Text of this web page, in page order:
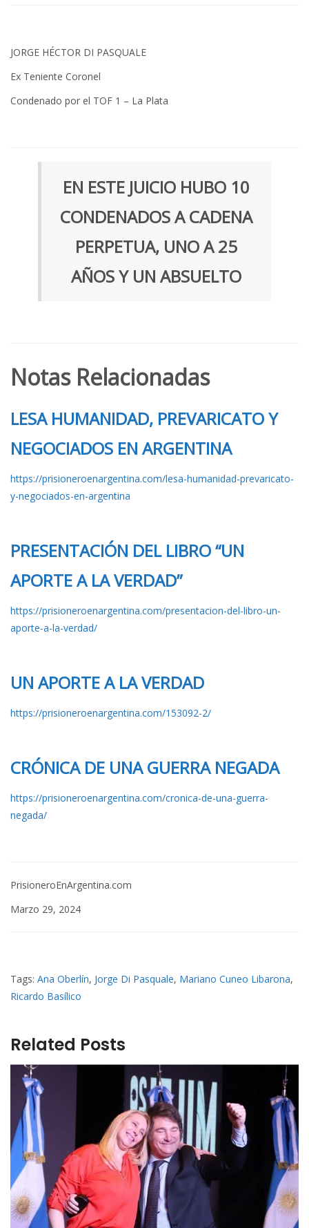
JORGE HÉCTOR DI PASQUALE
Ex Teniente Coronel
Condenado por el TOF 1 – La Plata
EN ESTE JUICIO HUBO 10
CONDENADOS A CADENA
PERPETUA, UNO A 25
AÑOS Y UN ABSUELTO
Notas Relacionadas
LESA HUMANIDAD, PREVARICATO Y
NEGOCIADOS EN ARGENTINA
https://prisioneroenargentina.com/lesa-humanidad-prevaricato-
y-negociados-en-argentina
PRESENTACIÓN DEL LIBRO “UN
APORTE A LA VERDAD”
https://prisioneroenargentina.com/presentacion-del-libro-un-
aporte-a-la-verdad/
UN APORTE A LA VERDAD
https://prisioneroenargentina.com/153092-2/
CRÓNICA DE UNA GUERRA NEGADA
https://prisioneroenargentina.com/cronica-de-una-guerra-
negada/
PrisioneroEnArgentina.com
Marzo 29, 2024
Tags: Ana Oberlín, Jorge Di Pasquale, Mariano Cuneo Libarona,
Ricardo Basílico
Related Posts